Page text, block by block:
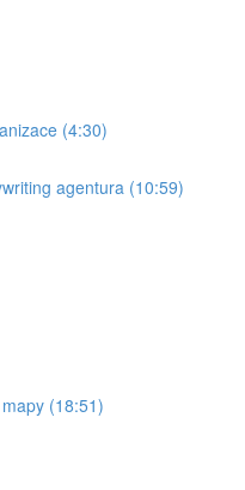
(4:30)
agentura (10:59)
(18:51)